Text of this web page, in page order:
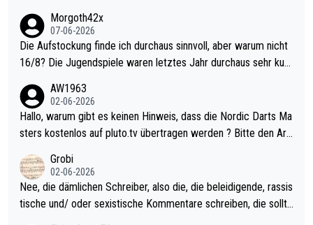
Morgoth42x
07-06-2026
Die Aufstockung finde ich durchaus sinnvoll, aber warum nicht
16/8? Die Jugendspiele waren letztes Jahr durchaus sehr kurz
Allerdings ist Mitchell Lawrie als Nummer 1 der Welt eh qualifi
ziert. Somit ändert die automatische Qualifikation des Weltmei
sters erstmal nichts. Ich denke sie wollen damit für nächstes J
ohl wenig WDF Turniere spielen. Dies war bei Archie Self letzt
es Jahr der Fall. Er musste als amtierender Weltmeister durch
den Qualifier und ich glaube kaum, dass Mitchel sich das (in Ve
AW1963
02-06-2026
Hallo, warum gibt es keinen Hinweis, dass die Nordic Darts Ma
sters kostenlos auf pluto.tv übertragen werden ? Bitte den Arti
Grobi
02-06-2026
Nee, die dämlichen Schreiber, also die, die beleidigende, rassis
tische und/ oder sexistische Kommentare schreiben, die sollte